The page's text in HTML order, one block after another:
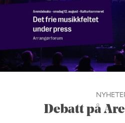
Debatt på